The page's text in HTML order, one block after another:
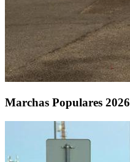
Marchas Populares 2026